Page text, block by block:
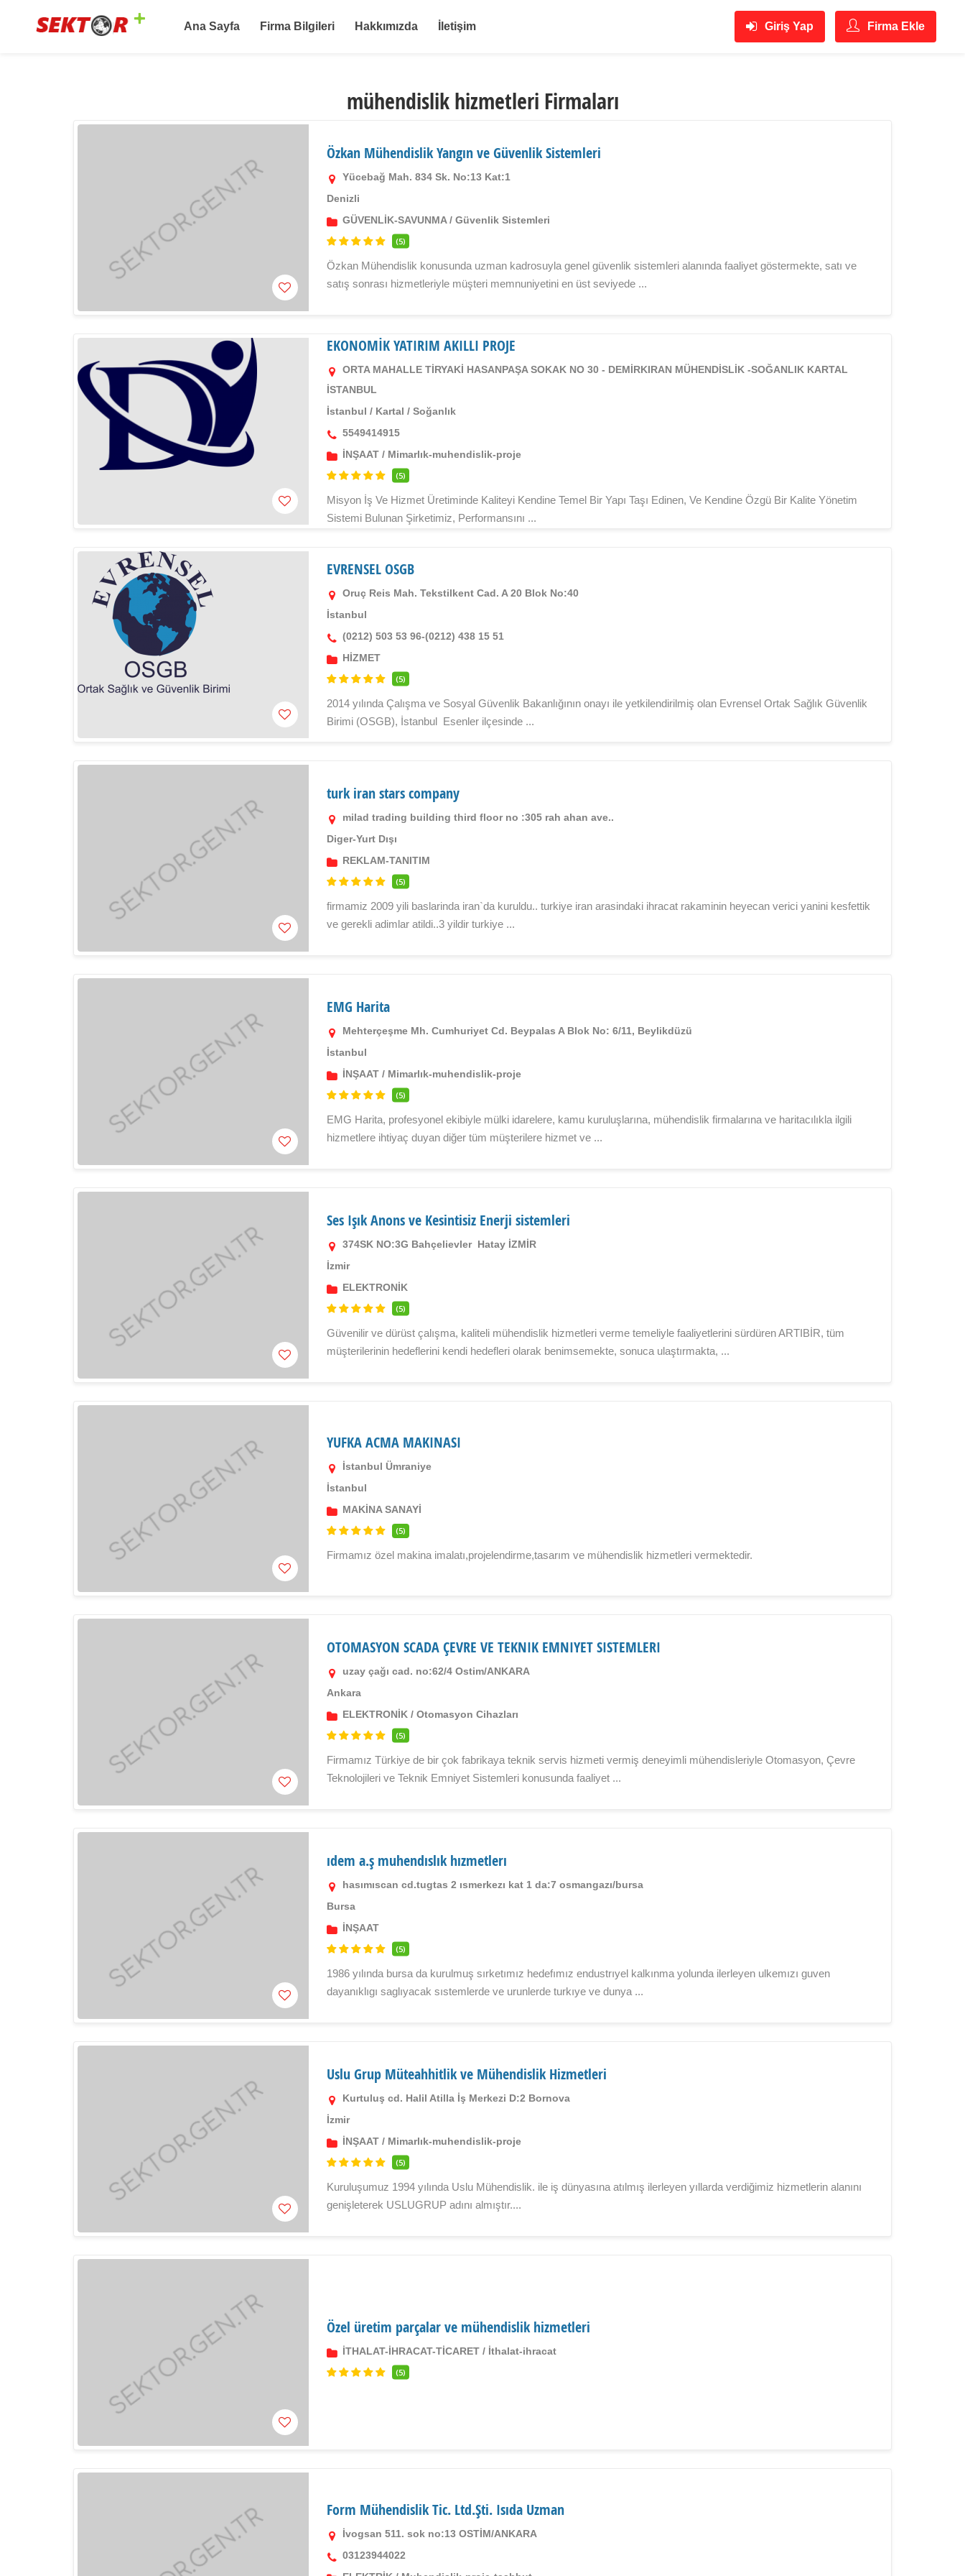
Ana Sayfa Firma Bilgileri Hakkımızda İletişim Giriş Yap Firma Ekle
mühendislik hizmetleri Firmaları
Özkan Mühendislik Yangın ve Güvenlik Sistemleri
Yücebağ Mah. 834 Sk. No:13 Kat:1
Denizli
GÜVENLİK-SAVUNMA/Güvenlik Sistemleri
(5)
Özkan Mühendislik konusunda uzman kadrosuyla genel güvenlik sistemleri alanında faaliyet göstermekte, satı ve
satış sonrası hizmetleriyle müşteri memnuniyetini en üst seviyede ...
EKONOMİK YATIRIM AKILLI PROJE
ORTA MAHALLE TİRYAKİ HASANPAŞA SOKAK NO 30 - DEMİRKIRAN MÜHENDİSLİK -SOĞANLIK KARTAL
İSTANBUL
İstanbul / Kartal /Soğanlık
5549414915
İNŞAAT / Mimarlık-muhendislik-proje
(5)
Misyon İş Ve Hizmet Üretiminde Kaliteyi Kendine Temel Bir Yapı Taşı Edinen, Ve Kendine Özgü Bir Kalite Yönetim
Sistemi Bulunan Şirketimiz, Performansını ...
EVRENSEL OSGB
Oruç Reis Mah. Tekstilkent Cad. A 20 Blok No:40
İstanbul
(0212) 503 53 96-(0212) 438 15 51
HİZMET
(5)
2014 yılında Çalışma ve Sosyal Güvenlik Bakanlığının onayı ile yetkilendirilmiş olan Evrensel Ortak Sağlık Güvenlik
Birimi (OSGB), İstanbul  Esenler ilçesinde ...
turk iran stars company
milad trading building third floor no :305 rah ahan ave..
Diger-Yurt Dışı
REKLAM-TANITIM
(5)
firmamiz 2009 yili baslarinda iran`da kuruldu.. turkiye iran arasindaki ihracat rakaminin heyecan verici yanini kesfettik
ve gerekli adimlar atildi..3 yildir turkiye ...
EMG Harita
Mehterçeşme Mh. Cumhuriyet Cd. Beypalas A Blok No: 6/11, Beylikdüzü
İstanbul
İNŞAAT / Mimarlık-muhendislik-proje
(5)
EMG Harita, profesyonel ekibiyle mülki idarelere, kamu kuruluşlarına, mühendislik firmalarına ve haritacılıkla ilgili
hizmetlere ihtiyaç duyan diğer tüm müşterilere hizmet ve ...
Ses Işık Anons ve Kesintisiz Enerji sistemleri
374SK NO:3G Bahçelievler  Hatay İZMİR
İzmir
ELEKTRONİK
(5)
Güvenilir ve dürüst çalışma, kaliteli mühendislik hizmetleri verme temeliyle faaliyetlerini sürdüren ARTIBİR, tüm
müşterilerinin hedeflerini kendi hedefleri olarak benimsemekte, sonuca ulaştırmakta, ...
YUFKA ACMA MAKINASI
İstanbul Ümraniye
İstanbul
MAKİNA SANAYİ
(5)
Firmamız özel makina imalatı,projelendirme,tasarım ve mühendislik hizmetleri vermektedir.
OTOMASYON SCADA ÇEVRE VE TEKNIK EMNIYET SISTEMLERI
uzay çağı cad. no:62/4 Ostim/ANKARA
Ankara
ELEKTRONİK /Otomasyon Cihazları
(5)
Firmamız Türkiye de bir çok fabrikaya teknik servis hizmeti vermiş deneyimli mühendisleriyle Otomasyon, Çevre
Teknolojileri ve Teknik Emniyet Sistemleri konusunda faaliyet ...
ıdem a.ş muhendıslık hızmetlerı
hasımıscan cd.tugtas 2 ısmerkezı kat 1 da:7 osmangazı/bursa
Bursa
İNŞAAT
(5)
1986 yılında bursa da kurulmuş sırketımız hedefımız endustrıyel kalkınma yolunda ilerleyen ulkemızı guven
dayanıklıgı saglıyacak sıstemlerde ve urunlerde turkıye ve dunya ...
Uslu Grup Müteahhitlik ve Mühendislik Hizmetleri
Kurtuluş cd. Halil Atilla İş Merkezi D:2 Bornova
İzmir
İNŞAAT / Mimarlık-muhendislik-proje
(5)
Kuruluşumuz 1994 yılında Uslu Mühendislik. ile iş dünyasına atılmış ilerleyen yıllarda verdiğimiz hizmetlerin alanını
genişleterek USLUGRUP adını almıştır....
Özel üretim parçalar ve mühendislik hizmetleri
İTHALAT-İHRACAT-TİCARET / İthalat-ihracat
(5)
Form Mühendislik Tic. Ltd.Şti. Isıda Uzman
İvogsan 511. sok no:13 OSTİM/ANKARA
03123944022